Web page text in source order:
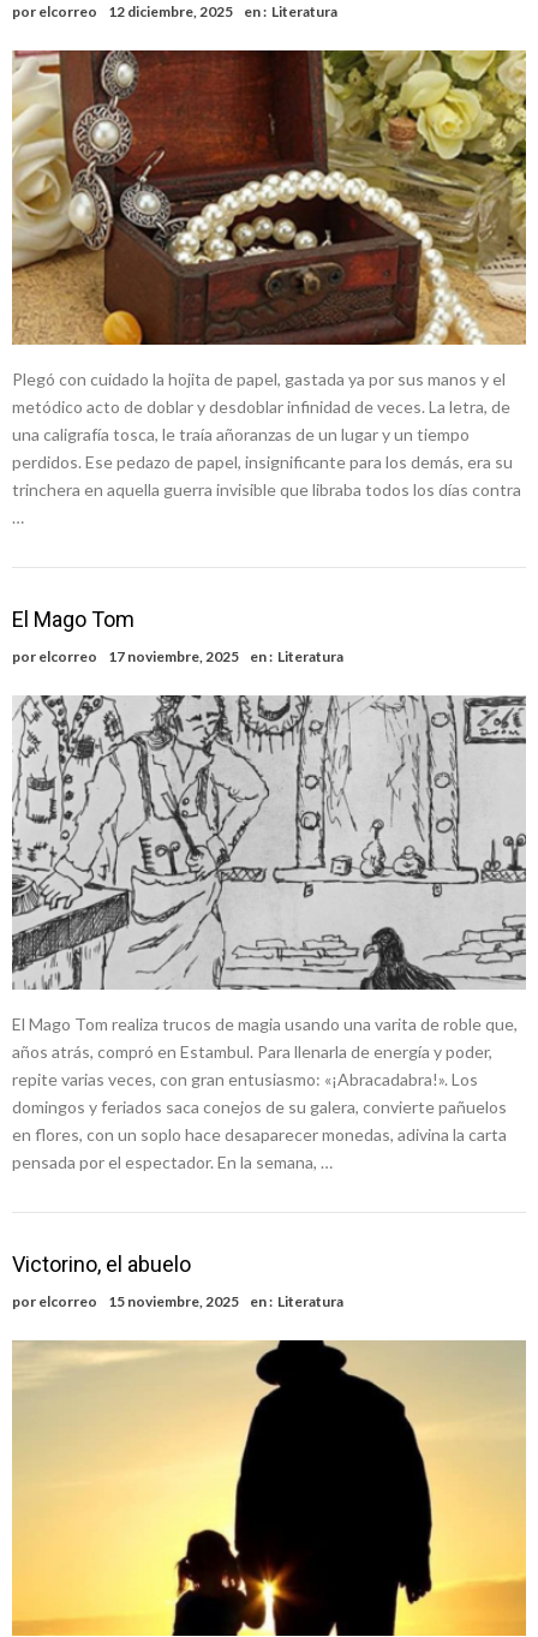
sus anuncios a los trabajadores
Firmat: avanza la investigación de dos empleadas del Juzgado de
Faltas por presuntas irregularidades
Villada: el viento provocó el desprendimiento del techo del galpón
del ferrocarril
Violento robo en la zona rural de Firmat: maniataron a una pareja de
adultos mayores
Colecta solidaria de juguetes en Firmat para el EPI y el Hospital
Vilela
por elcorreo 12 diciembre, 2025 en : Literatura
Plegó con cuidado la hojita de papel, gastada ya por sus manos y el
metódico acto de doblar y desdoblar infinidad de veces. La letra, de
una caligrafía tosca, le traía añoranzas de un lugar y un tiempo
perdidos. Ese pedazo de papel, insignificante para los demás, era su
trinchera en aquella guerra invisible que libraba todos los días contra
…
El Mago Tom
por elcorreo 17 noviembre, 2025 en : Literatura
El Mago Tom realiza trucos de magia usando una varita de roble que,
años atrás, compró en Estambul. Para llenarla de energía y poder,
repite varias veces, con gran entusiasmo: «¡Abracadabra!». Los
domingos y feriados saca conejos de su galera, convierte pañuelos
en flores, con un soplo hace desaparecer monedas, adivina la carta
pensada por el espectador. En la semana, …
Victorino, el abuelo
por elcorreo 15 noviembre, 2025 en : Literatura